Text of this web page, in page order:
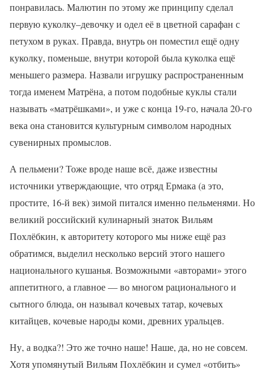
понравилась. Малютин по этому же принципу сделал
первую куколку–девочку и одел её в цветной сарафан с
петухом в руках. Правда, внутрь он поместил ещё одну
куколку, поменьше, внутри которой была куколка ещё
меньшего размера. Назвали игрушку распространенным
тогда именем Матрёна, а потом подобные куклы стали
называть «матрёшками», и уже с конца 19-го, начала 20-го
века она становится культурным символом народных
сувенирных промыслов.
А пельмени? Тоже вроде наше всё, даже известны
источники утверждающие, что отряд Ермака (а это,
простите, 16-й век) зимой питался именно пельменями. Но
великий российский кулинарный знаток Вильям
Похлёбкин, к авторитету которого мы ниже ещё раз
обратимся, выделил несколько версий этого нашего
национального кушанья. Возможными «авторами» этого
аппетитного, а главное — во многом рационального и
сытного блюда, он называл кочевых татар, кочевых
китайцев, кочевые народы коми, древних уральцев.
Ну, а водка?! Это же точно наше! Наше, да, но не совсем.
Хотя упомянутый Вильям Похлёбкин и сумел «отбить»